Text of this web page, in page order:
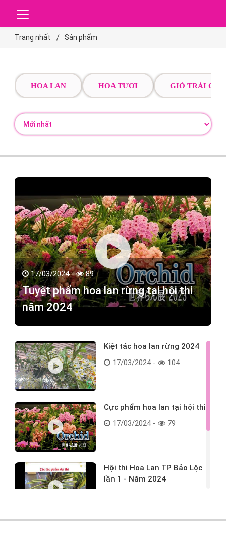
Trang nhất Sản phẩm
HOA LAN HOA TƯƠI GIỎ TRÁI CÂY
17/03/2024 - 89
Tuyệt phẩm hoa lan rừng tại hội thi
năm 2024
Kiệt tác hoa lan rừng 2024
17/03/2024 -
104
Cực phẩm hoa lan tại hội thi
17/03/2024 -
79
Hội thi Hoa Lan TP Bảo Lộc
lần 1 - Năm 2024